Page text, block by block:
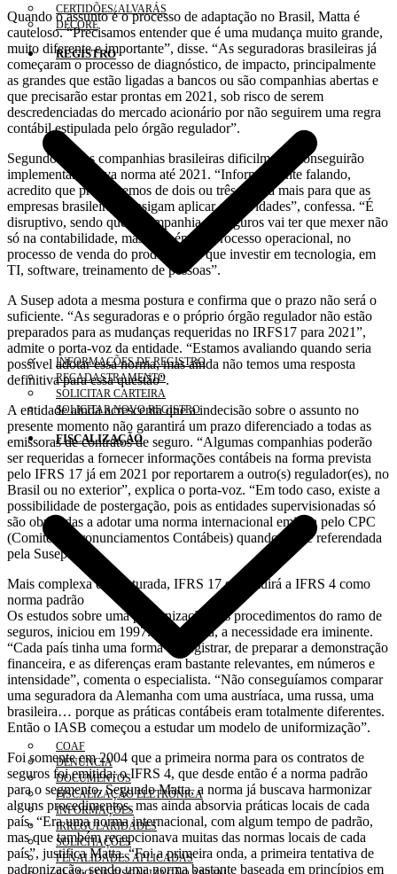
CERTIDÕES/ ALVARÁS
DECORE
REGISTRO
INFORMAÇÕES DE REGISTRO
RECADASTRAMENTO
SOLICITAR CARTEIRA
SOLICITAR NOVO REGISTRO
FISCALIZAÇÃO
COAF
DENÚNCIA
DOCUMENTOS
FISCALIZAÇÃO ELETRÔNICA
INFORMAÇÕES
IRREGULARIDADES
SOLICITAÇÕES
PENALIDADES APLICADAS
Quando o assunto é o processo de adaptação no Brasil, Matta é
cauteloso. “Precisamos entender que é uma mudança muito grande,
muito diferente e importante”, disse. “As seguradoras brasileiras já
começaram o processo de diagnóstico, de impacto, principalmente
as grandes que estão ligadas a bancos ou são companhias abertas e
que precisarão estar prontas em 2021, sob risco de serem
descredenciadas do mercado acionário por não seguirem uma regra
contábil estipulada pelo órgão regulador”.
Segundo ele, as companhias brasileiras dificilmente conseguirão
implementar a nova norma até 2021. “Informalmente falando,
acredito que precisaremos de dois ou três anos a mais para que as
empresas brasileiras consigam aplicar as novidades”, confessa. “É
disruptivo, sendo que a companhia de seguros vai ter que mexer não
só na contabilidade, mas também no processo operacional, no
processo de venda do produto, terá que investir em tecnologia, em
TI, software, treinamento de pessoas”.
A Susep adota a mesma postura e confirma que o prazo não será o
suficiente. “As seguradoras e o próprio órgão regulador não estão
preparados para as mudanças requeridas no IRFS17 para 2021”,
admite o porta-voz da entidade. “Estamos avaliando quando seria
possível adotar essa norma, mas ainda não temos uma resposta
definitiva para essa questão”.
A entidade ainda acrescenta que a indecisão sobre o assunto no
presente momento não garantirá um prazo diferenciado a todas as
emissoras de contratos de seguro. “Algumas companhias poderão
ser requeridas a fornecer informações contábeis na forma prevista
pelo IFRS 17 já em 2021 por reportarem a outro(s) regulador(es), no
Brasil ou no exterior”, explica o porta-voz. “Em todo caso, existe a
possibilidade de postergação, pois as entidades supervisionadas só
são obrigadas a adotar uma norma internacional emitida pelo CPC
(Comitê de Pronunciamentos Contábeis) quando esta é referendada
pela Susep”.
Mais complexa e estruturada, IFRS 17 substituirá a IFRS 4 como
norma padrão
Os estudos sobre uma padronização dos procedimentos do ramo de
seguros, iniciou em 1997. Para Matta, a necessidade era iminente.
“Cada país tinha uma forma de registrar, de preparar a demonstração
financeira, e as diferenças eram bastante relevantes, em números e
intensidade”, comenta o especialista. “Não conseguíamos comparar
uma seguradora da Alemanha com uma austríaca, uma russa, uma
brasileira… porque as práticas contábeis eram totalmente diferentes.
Então o IASB começou a estudar um modelo de uniformização”.
Foi somente em 2004 que a primeira norma para os contratos de
seguros foi emitida: o IFRS 4, que desde então é a norma padrão
para o segmento. Segundo Matta, a norma já buscava harmonizar
alguns procedimentos, mas ainda absorvia práticas locais de cada
país. “Era uma norma internacional, com algum tempo de padrão,
mas que também recepcionava muitas das normas locais de cada
país”, justifica Matta. “Foi a primeira onda, a primeira tentativa de
padronização, sendo uma norma bastante baseada em princípios em